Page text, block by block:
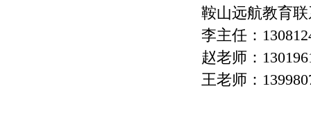
鞍山远航教育
李主任：
赵老师：
王老师：